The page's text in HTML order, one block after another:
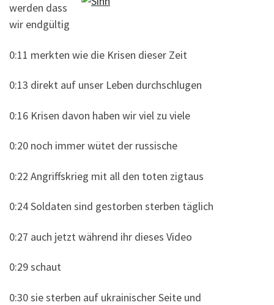
werden dass
wir endgültig
0:11 merkten wie die Krisen dieser Zeit
0:13 direkt auf unser Leben durchschlugen
0:16 Krisen davon haben wir viel zu viele
0:20 noch immer wütet der russische
0:22 Angriffskrieg mit all den toten zigtaus
0:24 Soldaten sind gestorben sterben täglich
0:27 auch jetzt während ihr dieses Video
0:29 schaut
0:30 sie sterben auf ukrainischer Seite und